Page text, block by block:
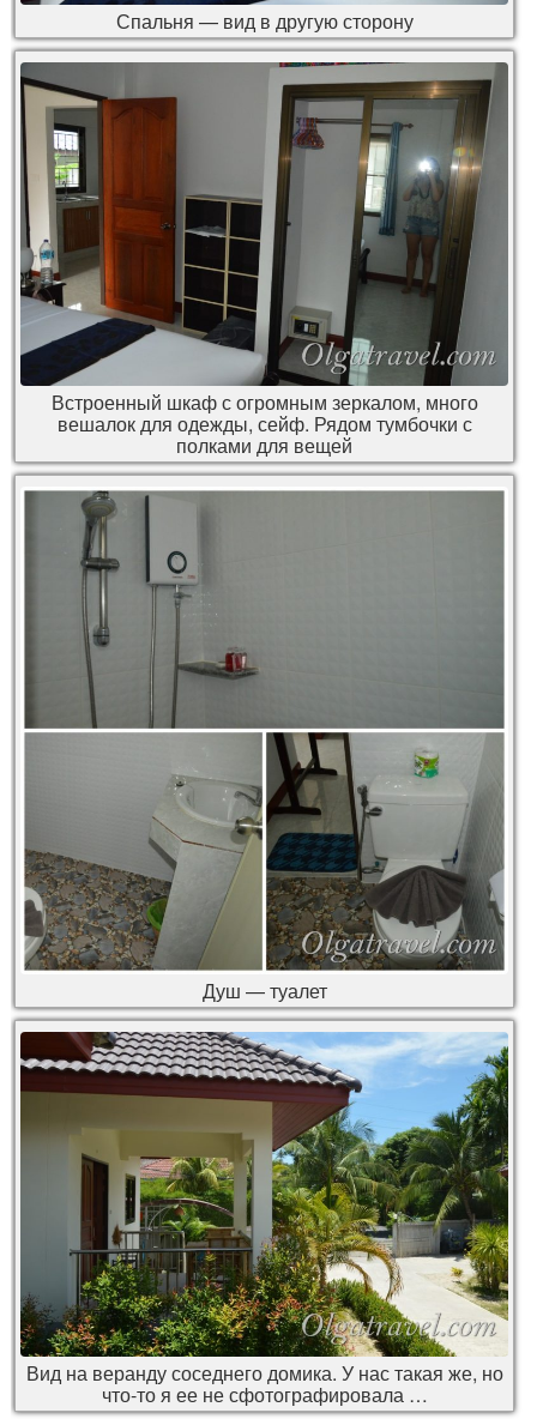
Спальня — вид в другую сторону
Встроенный шкаф с огромным зеркалом, много
вешалок для одежды, сейф. Рядом тумбочки с
полками для вещей
Душ — туалет
Вид на веранду соседнего домика. У нас такая же, но
что-то я ее не сфотографировала …